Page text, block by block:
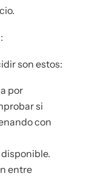
son estos:
por
si
con
entre